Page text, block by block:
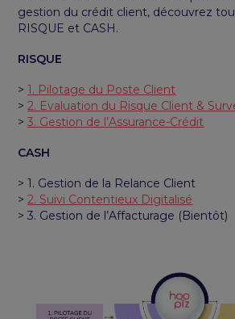
gestion du crédit client, découvrez
RISQUE et CASH.
RISQUE
>1. Pilotage du Poste Client
>2. Evaluation du Risque Client &
>3. Gestion de l’Assurance-Crédit
CASH
> 1. Gestion de la Relance Client
>2. Suivi Contentieux Digitalisé
> 3. Gestion de l’Affacturage (Bientôt)